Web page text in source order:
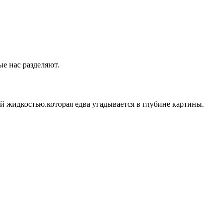
нас разделяют.
едва угадывается в глубине картины.